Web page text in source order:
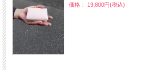
価格： 19,800円(税込)